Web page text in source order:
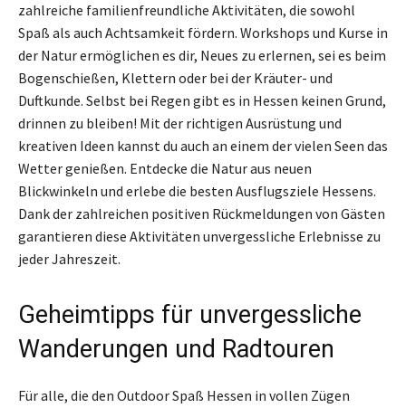
zahlreiche familienfreundliche Aktivitäten, die sowohl
Spaß als auch Achtsamkeit fördern. Workshops und Kurse in
der Natur ermöglichen es dir, Neues zu erlernen, sei es beim
Bogenschießen, Klettern oder bei der Kräuter- und
Duftkunde. Selbst bei Regen gibt es in Hessen keinen Grund,
drinnen zu bleiben! Mit der richtigen Ausrüstung und
kreativen Ideen kannst du auch an einem der vielen Seen das
Wetter genießen. Entdecke die Natur aus neuen
Blickwinkeln und erlebe die besten Ausflugsziele Hessens.
Dank der zahlreichen positiven Rückmeldungen von Gästen
garantieren diese Aktivitäten unvergessliche Erlebnisse zu
jeder Jahreszeit.
Geheimtipps für unvergessliche
Wanderungen und Radtouren
Für alle, die den Outdoor Spaß Hessen in vollen Zügen